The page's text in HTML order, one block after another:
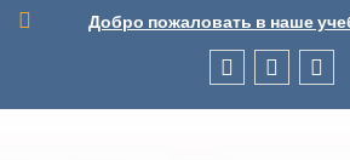
Перейти
Добро пожаловать в наше